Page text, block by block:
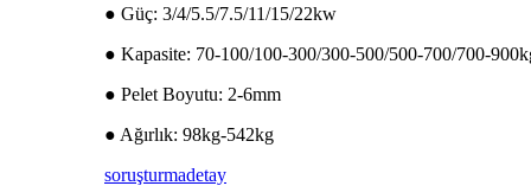
● Güç: 3/4/5.5/7.5/11/15/22kw
● Kapasite: 70-100/100-300/300-500/500-700/700-
● Pelet Boyutu: 2-6mm
● Ağırlık: 98kg-542kg
soruşturmadetay